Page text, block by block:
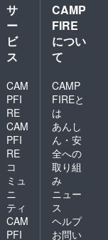
サ
ー
ビ
ス
CAM
PFI
RE
CAM
PFI
RE
コ
ミュ
ニ
ティ
CAM
PFI
CAMP
FIRE
につい
て
CAMP
FIREと
は
あんし
ん・安
全への
取り組
み
ニュー
ス
ヘルプ
お問い